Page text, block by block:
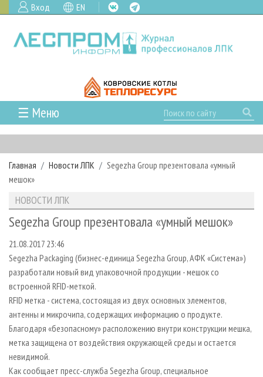
Вход EN
☰ Меню
ГЛАВНАЯ
РУБРИКИ И ТЕМЫ
РУБРИКИ ЖУРНАЛА
ЛЕСОЗАГОТОВКА
ЛЕСОПИЛЕНИЕ
ДЕРЕВООБРАБОТКА
СУШКА ДРЕВЕСИНЫ
ПРОИЗВОДСТВО ДРЕВЕСНЫХ ПЛИТ
ДЕРЕВЯННОЕ ДОМОСТРОЕНИЕ
ПРОИЗВОДСТВО МЕБЕЛИ
БИОЭНЕРГЕТИКА
ЦБП
НОВОСТИ
НОВОСТИ ЛПК
НОВОСТИ ЖУРНАЛА
НОВОСТИ КОМПАНИЙ
ПРОЕКТЫ ЛПИ
АНАЛИТИКА
ПРЕДПРИЯТИЯ ЛПК
ЛЕСНЫЕ РЕГИОНЫ РОССИИ
ПЕРСОНЫ
МОБИЛЬНЫЕ ВЫСТАВКИ
ОФИЦИАЛЬНЫЕ ДЕЛЕГАЦИИ
ПРИОРИТЕТНЫЕ ИНВЕСТПРОЕКТЫ
RUSSIAN FORESTRY REVIEW
ГАЗЕТА ЛЕСПРОМФОРУМ
АРХИВ
АРХИВ ЖУРНАЛОВ
СТАТЬИ
ПОДПИСКА
КОНТАКТЫ
РЕКЛАМОДАТЕЛЯМ
РЕКЛАМА
РЕКЛАМА НА САЙТЕ
Главная Новости ЛПК
Segezha Group презентовала «умный
мешок»
НОВОСТИ ЛПК
Segezha Group презентовала «умный мешок»
21.08.2017 23:46
Segezha Packaging (бизнес-единица Segezha Group, АФК «Система»)
разработали новый вид упаковочной продукции - мешок со
встроенной RFID-меткой.
RFID метка - система, состоящая из двух основных элементов,
антенны и микрочипа, содержащих информацию о продукте.
Благодаря «безопасному» расположению внутри конструкции мешка,
метка защищена от воздействия окружающей среды и остается
невидимой.
Как сообщает пресс-служба Segezha Group, специальное